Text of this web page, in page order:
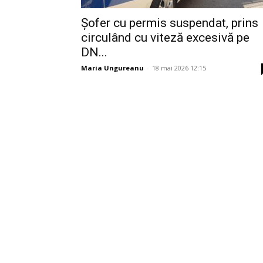
Șofer cu permis suspendat, prins
circulând cu viteză excesivă pe
DN...
Maria Ungureanu - 18 mai 2026 12:15